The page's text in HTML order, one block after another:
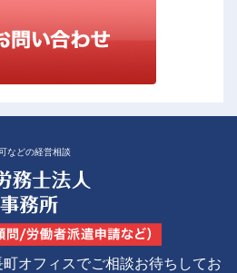
などの経営相談
オフィスでご相談お待ちしてお